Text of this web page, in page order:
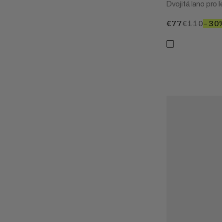
Dvojitá lano pro
€77€77
€110